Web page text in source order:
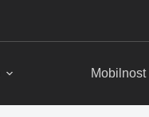
Mobilnost